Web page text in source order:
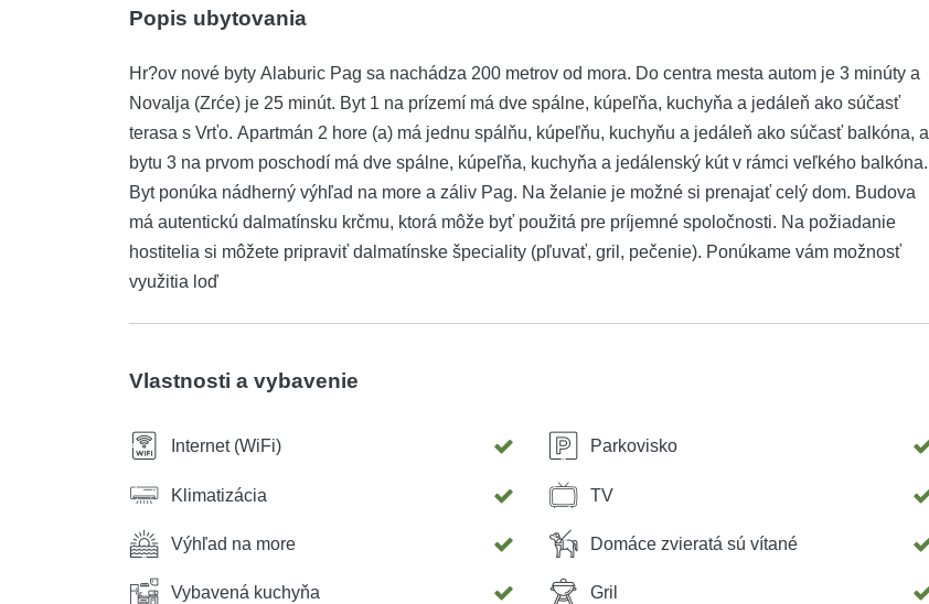
Popis ubytovania
Hr?ov nové byty Alaburic Pag sa nachádza 200 metrov od mora. Do centra mesta autom je 3 minúty a
Novalja (Zrće) je 25 minút. Byt 1 na prízemí má dve spálne, kúpeľňa, kuchyňa a jedáleň ako súčasť
terasa s Vrťo. Apartmán 2 hore (a) má jednu spálňu, kúpeľňu, kuchyňu a jedáleň ako súčasť balkóna, a
bytu 3 na prvom poschodí má dve spálne, kúpeľňa, kuchyňa a jedálenský kút v rámci veľkého balkóna.
Byt ponúka nádherný výhľad na more a záliv Pag. Na želanie je možné si prenajať celý dom. Budova
má autentickú dalmatínsku krčmu, ktorá môže byť použitá pre príjemné spoločnosti. Na požiadanie
hostitelia si môžete pripraviť dalmatínske špeciality (pľuvať, gril, pečenie). Ponúkame vám možnosť
využitia loď
Vlastnosti a vybavenie
Internet (WiFi) Parkovisko
Klimatizácia TV
Výhľad na more Domáce zvieratá sú vítané
Vybavená kuchyňa Gril